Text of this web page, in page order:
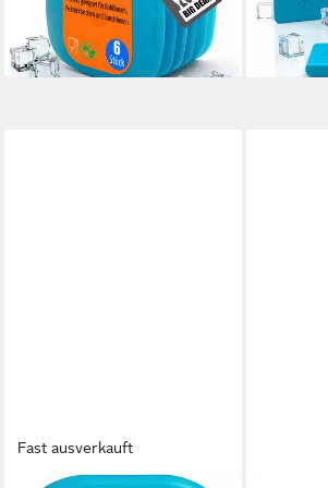
10,29 € UVP16,49 €
-38%
in 4-5 Werktagen bei dir
Fast ausverkauft